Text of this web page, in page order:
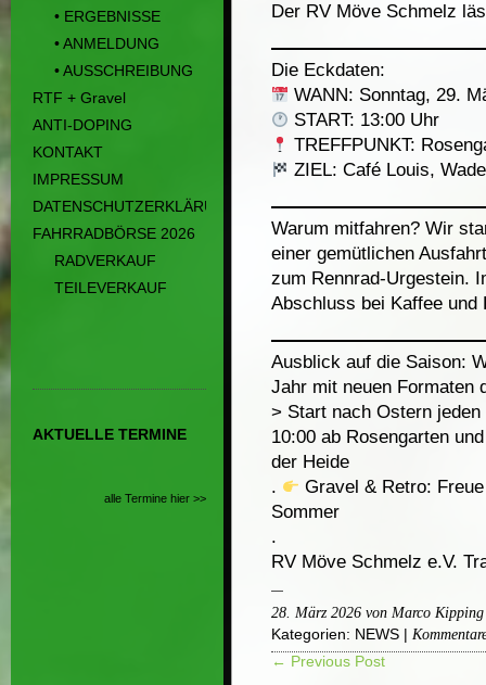
• ERGEBNISSE
• ANMELDUNG
• AUSSCHREIBUNG
RTF + Gravel
ANTI-DOPING
KONTAKT
IMPRESSUM
DATENSCHUTZERKLÄRUNG
FAHRRADBÖRSE 2026
RADVERKAUF
TEILEVERKAUF
AKTUELLE TERMINE
alle Termine hier >>
Der RV Möve Schmelz
Die Eckdaten:
WANN: Sonntag, 29.
START: 13:00 Uhr
TREFFPUNKT:
ZIEL: Café Louis,
Warum mitfahren? Wir
einer gemütlichen
zum Rennrad-Urgestein.
Abschluss bei Kaffee und
Ausblick auf die Saison:
Jahr mit neuen Formaten
> Start nach Ostern
10:00 ab Rosengarten
der Heide
.
Gravel & Retro:
Sommer
.
RV Möve Schmelz e.V.
28. März 2026 von Marco Kipping
Kategorien: NEWS |
← Previous Post